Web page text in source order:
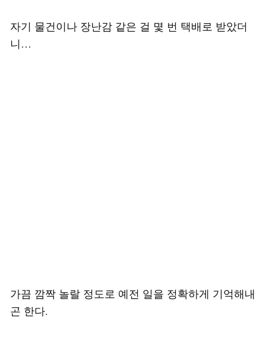
자기 물건이나 장난감 같은 걸 몇 번 택배로 받았더
니…
가끔 깜짝 놀랄 정도로 예전 일을 정확하게 기억해내
곤 한다.